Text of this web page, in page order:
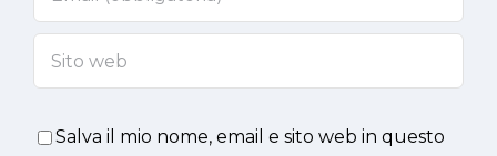
Salva il mio nome, email e sito web in questo